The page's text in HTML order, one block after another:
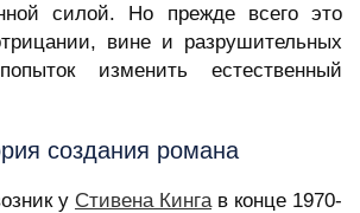
силой. Но прежде всего это
вине и разрушительных
изменить естественный
создания романа
у Стивена Кинга в конце 1970-